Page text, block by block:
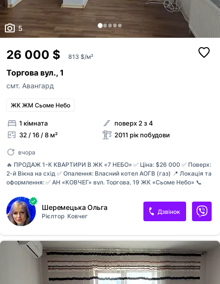
5
26 000 $ 813 $/м²
Торгова вул., 1
смт. Авангард
ЖК ЖМ Сьоме Небо
1 кімната
32 / 16 / 8 м²
поверх 2 з 4
2011 рік побудови
вчора
🔥 ПРОДАЖ 1-К КВАРТИРИ В ЖК «7 НЕБО» ✅ Ціна: $26 000 ✅ Поверх:
2-й Вікна на схід ✅ Опалення: Власний котел АОГВ (газ) 📍 Локація та
оформлення: ✅ АН «КОВЧЕГ» вул. Торгова, 19 ЖК «Сьоме Небо» 📞
Шеремецька Ольга
Рієлтор Ковчег
Дзвінок